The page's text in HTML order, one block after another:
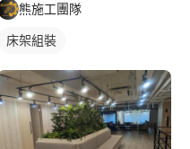
熊施工團隊
床架組裝